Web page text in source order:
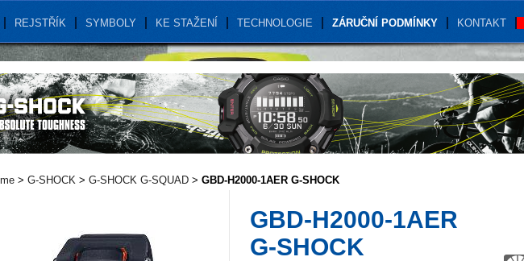
REJSTŘÍK SYMBOLY KE STAŽENÍ TECHNOLOGIE ZÁRUČNÍ PODMÍNKY KONTAKT
> G-SHOCK > G-SHOCK G-SQUAD > GBD-H2000-1AER G-SHOCK
GBD-H2000-1AER
G-SHOCK